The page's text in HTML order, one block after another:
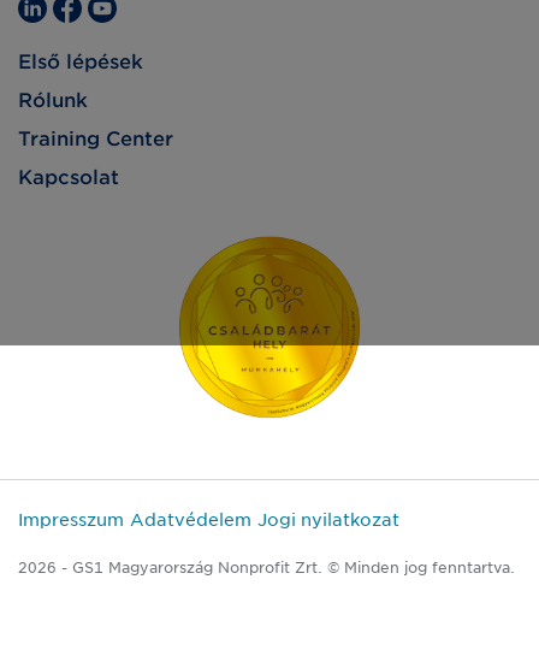
Első lépések
Rólunk
Training Center
Kapcsolat
Impresszum Adatvédelem Jogi nyilatkozat
2026 - GS1 Magyarország Nonprofit Zrt. © Minden jog fenntartva.